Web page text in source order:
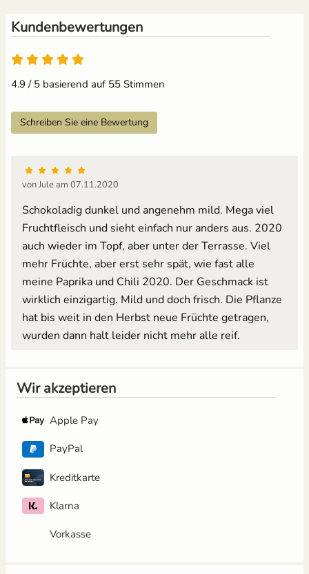
Kundenbewertungen
4.9 von 5
4.9 / 5 basierend auf 55 Stimmen
Schreiben Sie eine Bewertung
von Jule am 07.11.2020
Schokoladig dunkel und angenehm mild. Mega viel
Fruchtfleisch und sieht einfach nur anders aus. 2020
auch wieder im Topf, aber unter der Terrasse. Viel
mehr Früchte, aber erst sehr spät, wie fast alle
meine Paprika und Chili 2020. Der Geschmack ist
wirklich einzigartig. Mild und doch frisch. Die Pflanze
hat bis weit in den Herbst neue Früchte getragen,
wurden dann halt leider nicht mehr alle reif.
Wir akzeptieren
Apple Pay
PayPal
Kreditkarte
Klarna
Vorkasse